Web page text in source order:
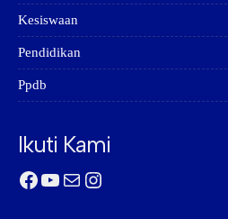
Kesiswaan
Pendidikan
Ppdb
Ikuti Kami
Facebook
YouTube
MailInstagram